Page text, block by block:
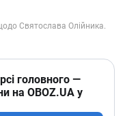
головного —
на OBOZ.UA у